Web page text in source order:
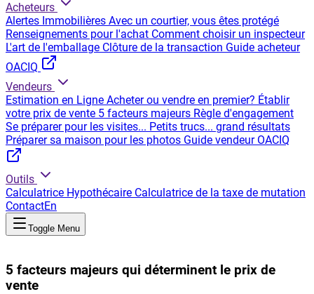
Acheteurs
Alertes Immobilières Avec un courtier, vous êtes protégé
Renseignements pour l'achat Comment choisir un inspecteur
L'art de l'emballage Clôture de la transaction Guide acheteur
OACIQ
Vendeurs
Estimation en Ligne Acheter ou vendre en premier? Établir
votre prix de vente 5 facteurs majeurs Règle d'engagement
Se préparer pour les visites... Petits trucs... grand résultats
Préparer sa maison pour les photos Guide vendeur OACIQ
Outils
Calculatrice Hypothécaire Calculatrice de la taxe de mutation
ContactEn
Toggle Menu
5 facteurs majeurs qui déterminent le prix de
vente